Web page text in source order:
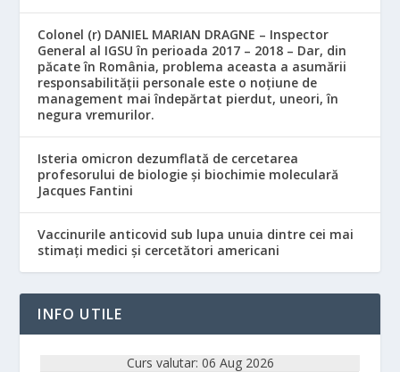
Colonel (r) DANIEL MARIAN DRAGNE – Inspector
General al IGSU în perioada 2017 – 2018 – Dar, din
păcate în România, problema aceasta a asumării
responsabilităţii personale este o noţiune de
management mai îndepărtat pierdut, uneori, în
negura vremurilor.
Isteria omicron dezumflată de cercetarea
profesorului de biologie și biochimie moleculară
Jacques Fantini
Vaccinurile anticovid sub lupa unuia dintre cei mai
stimați medici și cercetători americani
INFO UTILE
Curs valutar: 06 Aug 2026